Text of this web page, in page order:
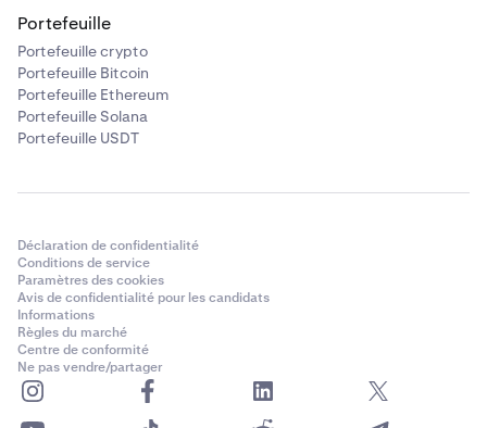
Portefeuille
Portefeuille crypto
Portefeuille Bitcoin
Portefeuille Ethereum
Portefeuille Solana
Portefeuille USDT
Déclaration de confidentialité
Conditions de service
Paramètres des cookies
Avis de confidentialité pour les candidats
Informations
Règles du marché
Centre de conformité
Ne pas vendre/partager